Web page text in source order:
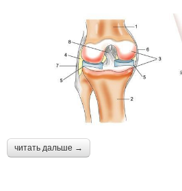
читать дальше →